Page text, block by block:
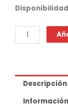
PETG
Zafiro
cantidad
Descripción